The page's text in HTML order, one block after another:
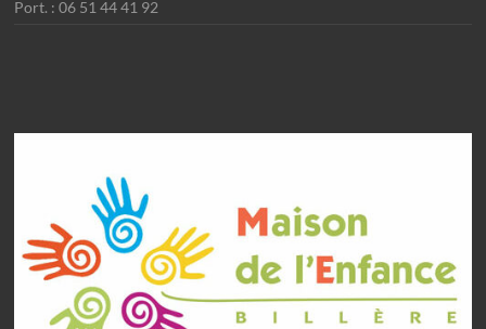
Port. : 06 51 44 41 92